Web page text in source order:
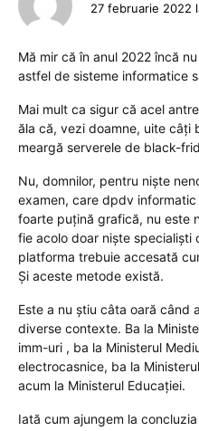
27 februarie 2022
Mă mir că în anul 2022 încă
astfel de sisteme informatice
Mai mult ca sigur că acel
ăla că, vezi doamne, uite câți
meargă serverele de black-
Nu, domnilor, pentru niște
examen, care dpdv
foarte puțină grafică, nu este
fie acolo doar niște specialiști
platforma trebuie accesată
Și aceste metode există.
Este a nu știu câta oară când
diverse contexte. Ba la
imm-uri , ba la Ministerul
electrocasnice, ba la
acum la Ministerul Educației.
Iată cum ajungem la